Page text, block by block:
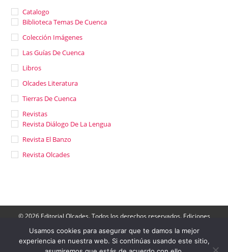
Catalogo
Biblioteca Temas De Cuenca
Colección Imágenes
Las Guías De Cuenca
Libros
Olcades Literatura
Tierras De Cuenca
Revistas
Revista Diálogo De La Lengua
Revista El Banzo
Revista Olcades
© 2026 Editorial Olcades. Todos los derechos reservados. Ediciones
264.
Director: José Luis Muñoz |Contactar|Aviso Legal|Política de
Privacidad | Politica de cookies Acceder a Ediciones Olcades
Usamos cookies para asegurar que te damos la mejor
experiencia en nuestra web. Si continúas usando este sitio,